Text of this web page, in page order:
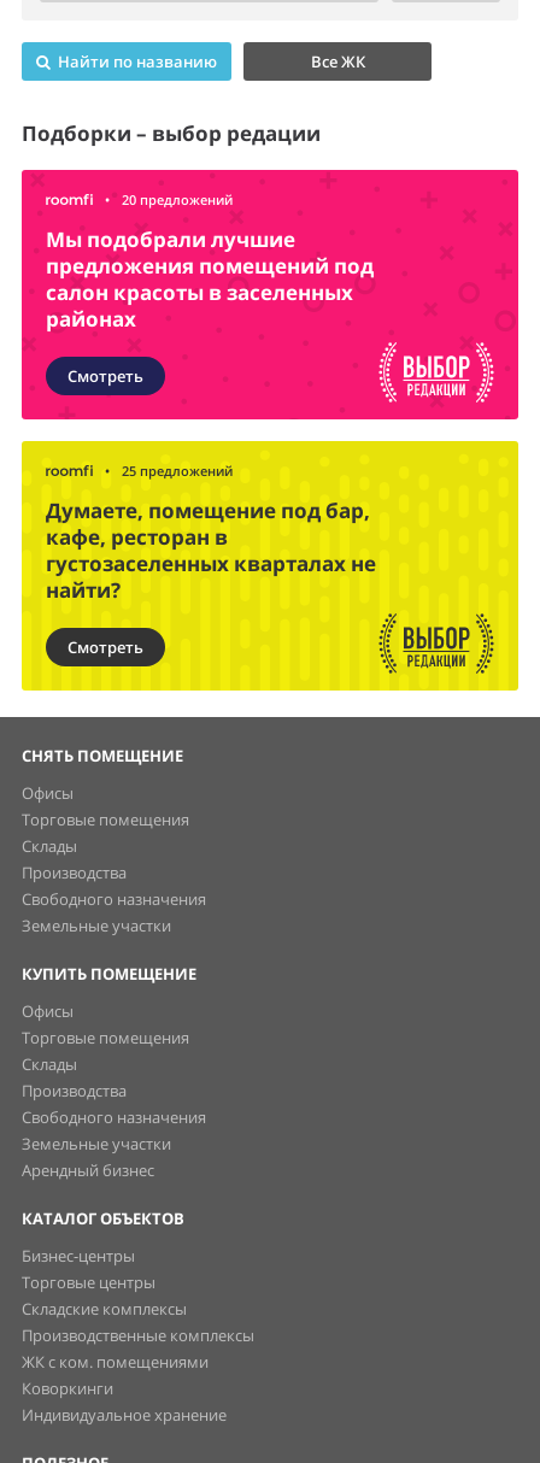
Найти по названию Все ЖК
Подборки – выбор редации
• 20 предложений
Мы подобрали лучшие
предложения помещений под
салон красоты в заселенных
районах
Смотреть
• 25 предложений
Думаете, помещение под бар,
кафе, ресторан в
густозаселенных кварталах не
найти?
Смотреть
СНЯТЬ ПОМЕЩЕНИЕ
Офисы
Торговые помещения
Склады
Производства
Свободного назначения
Земельные участки
КУПИТЬ ПОМЕЩЕНИЕ
Офисы
Торговые помещения
Склады
Производства
Свободного назначения
Земельные участки
Арендный бизнес
КАТАЛОГ ОБЪЕКТОВ
Бизнес-центры
Торговые центры
Складские комплексы
Производственные комплексы
ЖК с ком. помещениями
Коворкинги
Индивидуальное хранение